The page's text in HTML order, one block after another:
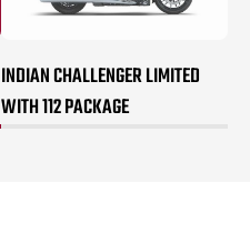
INDIAN CHALLENGER LIMITED
WITH 112 PACKAGE